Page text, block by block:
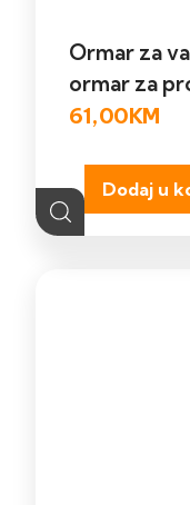
Ormar za
ormar za
61,00KM
Dodaj u